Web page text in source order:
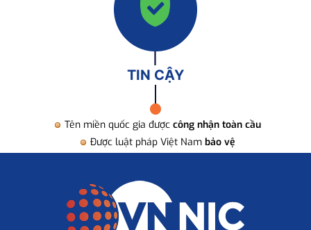
TIN CẬY
Tên miền quốc gia được công nhận toàn cầu
Được luật pháp Việt Nam bảo vệ